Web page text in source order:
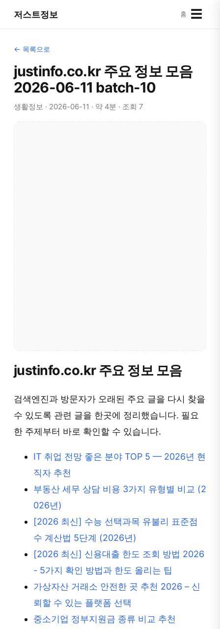
저스트정보 홈 ☰
← 목록으로
justinfo.co.kr 주요 정보 모음
2026-06-11 batch-10
생활정보 · 2026-06-11 · 약 4분 · 조회 7
justinfo.co.kr 주요 정보 모음
검색엔진과 방문자가 오래된 주요 글을 다시 찾을
수 있도록 관련 글을 한곳에 정리했습니다. 필요
한 주제부터 바로 확인할 수 있습니다.
IT 취업 전망 좋은 분야 TOP 5 — 2026년 현
직자 추천
부동산 세무 상담 비용 3가지 유형별 비교 (2
026년)
[2026 최신] 수능 선택과목 유불리 표준점
수 계산법 5단계 (2026년)
[2026 최신] 신용대출 한도 조회 방법 2026
- 5가지 확인 방법과 한도 올리는 팁
가상자산 거래소 안전한 곳 추천 2026 – 신
뢰할 수 있는 플랫폼 선택
중소기업 정부지원금 종류 비교 추천